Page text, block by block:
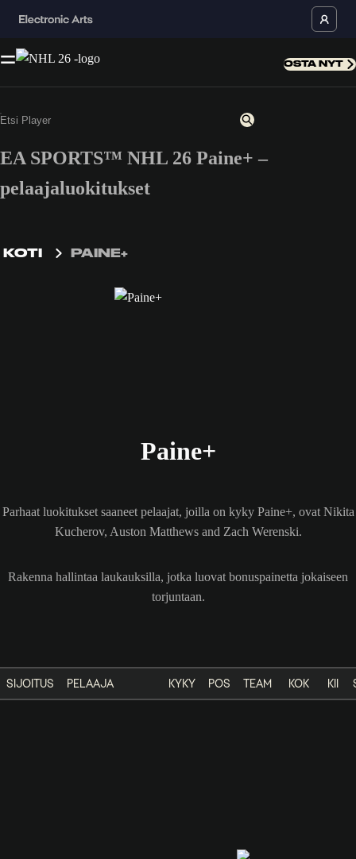
OSTA NYT
EA SPORTS™ NHL 26 Paine+ –
pelaajaluokitukset
KOTI PAINE+
Paine+
Parhaat luokitukset saaneet pelaajat, joilla on kyky Paine+, ovat Nikita
Kucherov, Auston Matthews and Zach Werenski.
Rakenna hallintaa laukauksilla, jotka luovat bonuspainetta jokaiseen
torjuntaan.
SIJOITUS PELAAJA KYKY POS TEAM KOK KII